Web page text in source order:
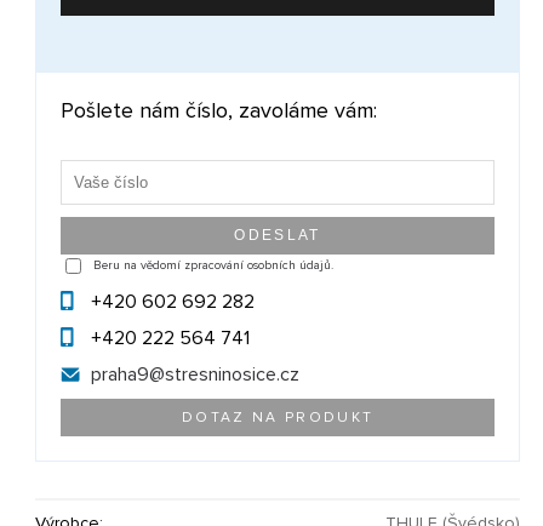
Pošlete nám číslo, zavoláme vám:
Beru na vědomí zpracování osobních údajů.
+420 602 692 282
+420 222 564 741
praha9@stresninosice.cz
DOTAZ NA PRODUKT